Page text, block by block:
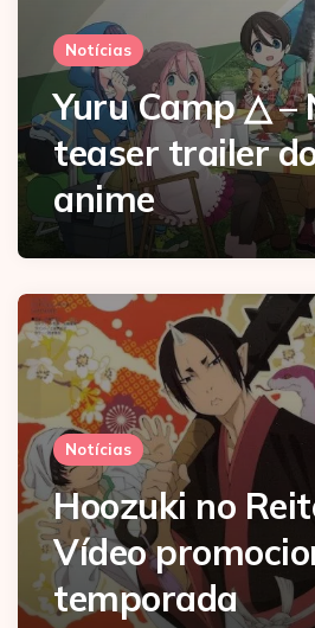
Notícias
Yuru Camp △ –
teaser trailer
anime
Notícias
Hoozuki no
Vídeo
temporada